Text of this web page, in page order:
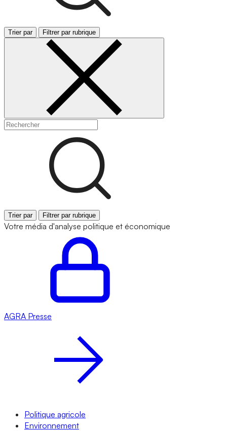
Trier par Filtrer par rubrique
Trier par Filtrer par rubrique
Votre média d'analyse politique et économique
AGRA Presse
Politique agricole
Environnement